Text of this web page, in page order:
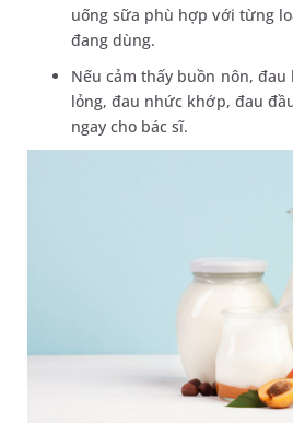
uống sữa phù hợp với từng
đang dùng.
Nếu cảm thấy buồn nôn,
lỏng, đau nhức khớp, đau
ngay cho bác sĩ.